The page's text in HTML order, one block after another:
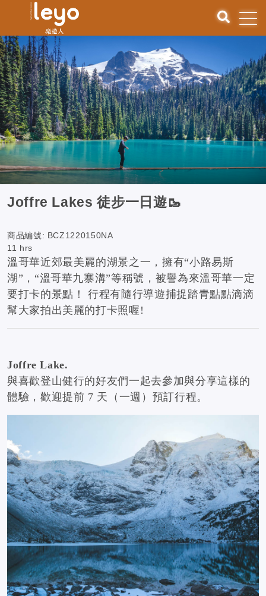
Joffre Lakes 徒步一日遊🥾
商品編號: BCZ1220150NA
11 hrs
溫哥華近郊最美麗的湖景之一，擁有“小路易斯
湖”，“溫哥華九寨溝”等稱號，被譽為來溫哥華一定
要打卡的景點！ 行程有隨行導遊捕捉踏青點點滴滴
幫大家拍出美麗的打卡照喔!
Joffre Lake.
與喜歡登山健行的好友們一起去參加與分享這樣的
體驗，歡迎提前 7 天（一週）預訂行程。